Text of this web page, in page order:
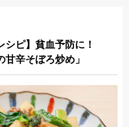
シピ】貧血予防に！
甘辛そぼろ炒め」